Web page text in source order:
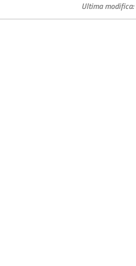
Ultima modifica